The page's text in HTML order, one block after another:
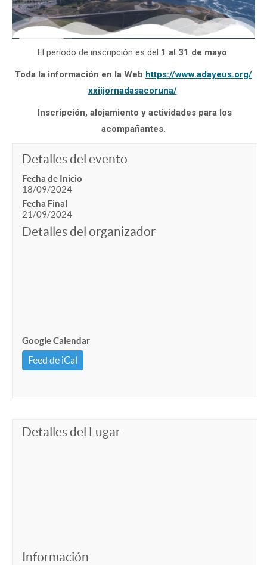
El período de inscripción es del 1 al 31 de mayo
Toda la información en la Web https://www.adayeus.org/
xxiijornadasacoruna/
Inscripción, alojamiento y actividades para los
acompañantes.
Detalles del evento
Fecha de Inicio
18/09/2024
Fecha Final
21/09/2024
Detalles del organizador
Google Calendar
Feed de iCal
Detalles del Lugar
Información